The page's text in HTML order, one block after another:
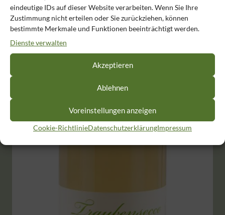
eindeutige IDs auf dieser Website verarbeiten. Wenn Sie Ihre
Zustimmung nicht erteilen oder Sie zurückziehen, können
bestimmte Merkmale und Funktionen beeinträchtigt werden.
Dienste verwalten
Akzeptieren
Ablehnen
Voreinstellungen anzeigen
Cookie-RichtlinieDatenschutzerklärungImpressum
Produkt enthält: 0,75l
7,00€